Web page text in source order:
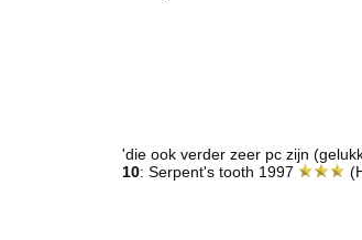
'die ook verder zeer pc zijn
10: Serpent's tooth 1997